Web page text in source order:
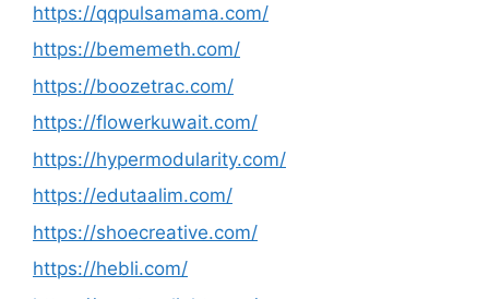
https://qqpulsamama.com/
https://bememeth.com/
https://boozetrac.com/
https://flowerkuwait.com/
https://hypermodularity.com/
https://edutaalim.com/
https://shoecreative.com/
https://hebli.com/